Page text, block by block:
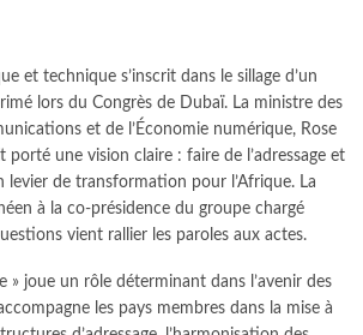
et technique s’inscrit dans le sillage d’un
lors du Congrès de Dubaï. La ministre des
et de l’Économie numérique, Rose
porté une vision claire : faire de l’adressage et
levier de transformation pour l’Afrique. La
à la co-présidence du groupe chargé
vient rallier les paroles aux actes.
» joue un rôle déterminant dans l’avenir des
les pays membres dans la mise à